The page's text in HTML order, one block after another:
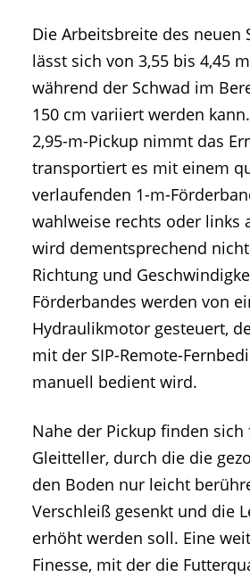
Die Arbeitsbreite des neuen
lässt sich von 3,55 bis 4,45
während der Schwad im
150 cm variiert werden
2,95-m-Pickup nimmt das
transportiert es mit einem
verlaufenden 1-m-
wahlweise rechts oder links
wird dementsprechend
Richtung und
Förderbandes werden von
Hydraulikmotor gesteuert,
mit der SIP-Remote-
manuell bedient wird.
Nahe der Pickup finden
Gleitteller, durch die die
den Boden nur leicht
Verschleiß gesenkt und die
erhöht werden soll. Eine
Finesse, mit der die